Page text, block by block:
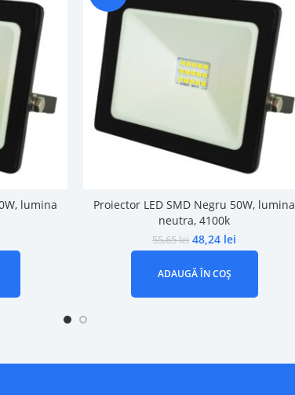
lumina
Proiector LED SMD Negru 50W, lumina
neutra, 4100k
55,65lei 48,24 lei
ADAUGĂ ÎN COȘ